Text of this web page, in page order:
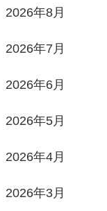
2026年8月
2026年7月
2026年6月
2026年5月
2026年4月
2026年3月